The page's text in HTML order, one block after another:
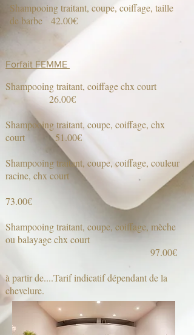
Shampooing traitant, coupe, coiffage, taille
de barbe 42.00€
Forfait FEMME
Shampooing traitant, coiffage chx court
26.00€
Shampooing traitant, coupe, coiffage, chx
court 51.00€
Shampooing traitant, coupe, coiffage, couleur
racine, chx court
73.00€
Shampooing traitant, coupe, coiffage, mèche
ou balayage chx court
97.00€
à partir de....Tarif indicatif dépendant de la
chevelure.